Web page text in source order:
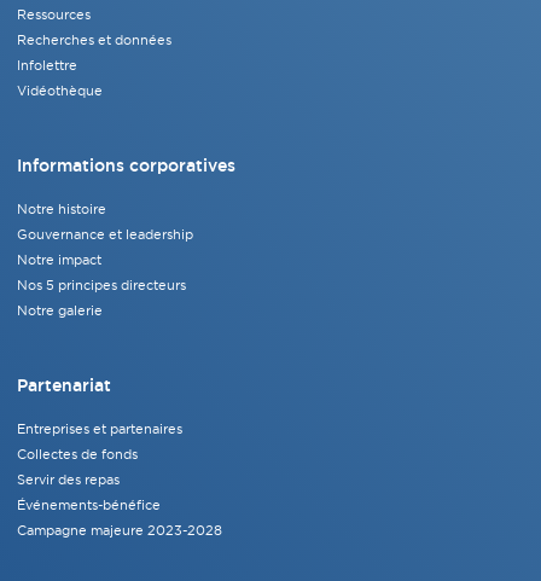
Ressources
Recherches et données
Infolettre
Vidéothèque
Informations corporatives
Notre histoire
Gouvernance et leadership
Notre impact
Nos 5 principes directeurs
Notre galerie
Partenariat
Entreprises et partenaires
Collectes de fonds
Servir des repas
Événements-bénéfice
Campagne majeure 2023-2028